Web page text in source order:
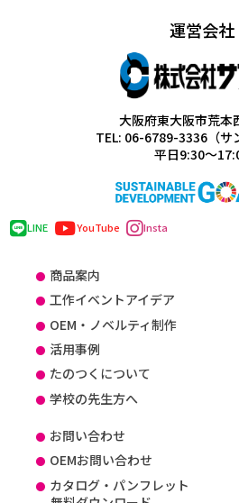
運営会社
大阪府東大阪市荒本
TEL: 06-6789-3336（サ
平日9:30～
LINE YouTube Insta
商品案内
工作イベントアイデア
OEM・ノベルティ制作
活用事例
たのつくについて
学校の先生方へ
お問い合わせ
OEMお問い合わせ
カタログ・パンフレット